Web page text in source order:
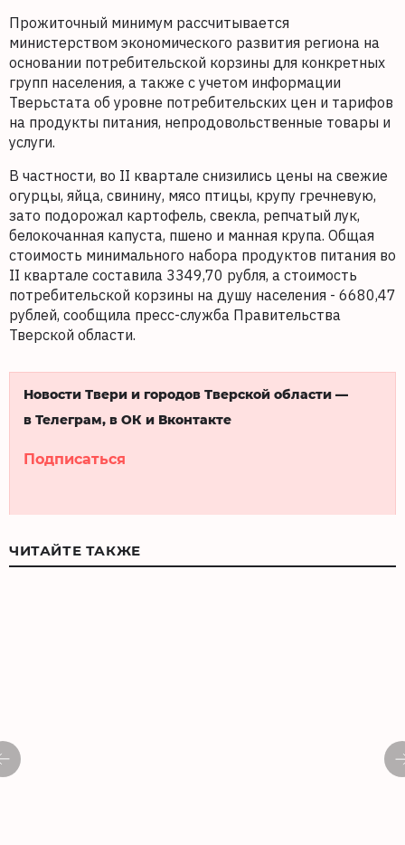
Прожиточный минимум рассчитывается
министерством экономического развития региона на
основании потребительской корзины для конкретных
групп населения, а также с учетом информации
Тверьстата об уровне потребительских цен и тарифов
на продукты питания, непродовольственные товары и
услуги.
В частности, во II квартале снизились цены на свежие
огурцы, яйца, свинину, мясо птицы, крупу гречневую,
зато подорожал картофель, свекла, репчатый лук,
белокочанная капуста, пшено и манная крупа. Общая
стоимость минимального набора продуктов питания во
II квартале составила 3349,70 рубля, а стоимость
потребительской корзины на душу населения - 6680,47
рублей, сообщила пресс-служба Правительства
Тверской области.
Новости Твери и городов Тверской области —
в Телеграм, в ОК и Вконтакте
Подписаться
ЧИТАЙТЕ ТАКЖЕ